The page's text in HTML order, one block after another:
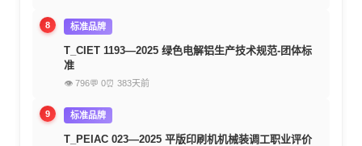
8 标准品牌
T_CIET 1193—2025 绿色电解铝生产技术规范-团体标
准
👁 796💬 0⏰ 383天前
9 标准品牌
T_PEIAC 023—2025 平版印刷机机械装调工职业评价